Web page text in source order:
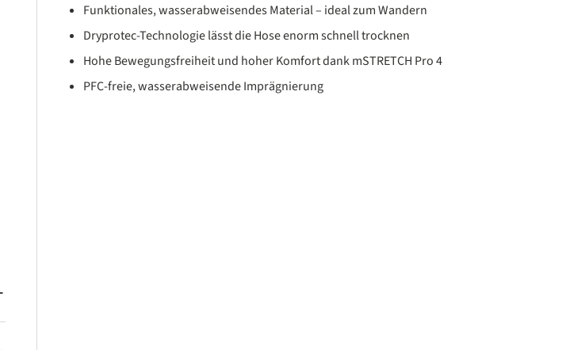
Funktionales, wasserabweisendes Material – ideal zum Wandern
Dryprotec-Technologie lässt die Hose enorm schnell trocknen
Hohe Bewegungsfreiheit und hoher Komfort dank mSTRETCH Pro 4
PFC-freie, wasserabweisende Imprägnierung